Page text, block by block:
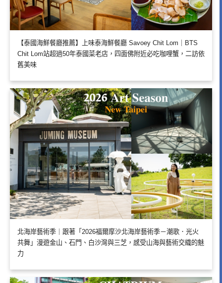
【泰國海鮮餐廳推薦】上味泰海鮮餐廳 Savoey Chit Lom｜BTS
Chit Lom站超過50年泰國菜老店，四面佛附近必吃咖哩蟹，二訪依
舊美味
北海岸藝術季｜跟著「2026福爾摩沙北海岸藝術季－潮歌．光火
共舞」漫遊金山、石門、白沙灣與三芝，感受山海與藝術交織的魅
力